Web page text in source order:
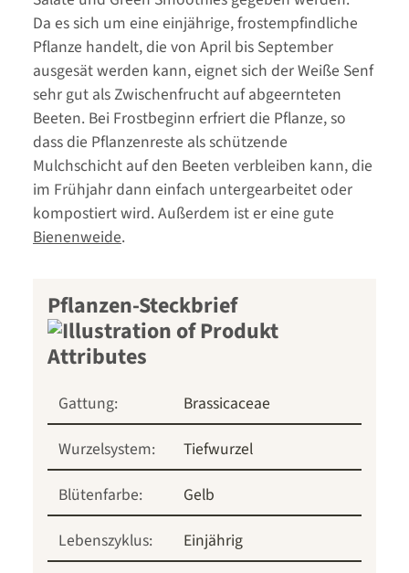
Da es sich um eine einjährige, frostempfindliche
Pflanze handelt, die von April bis September
ausgesät werden kann, eignet sich der Weiße Senf
sehr gut als Zwischenfrucht auf abgeernteten
Beeten. Bei Frostbeginn erfriert die Pflanze, so
dass die Pflanzenreste als schützende
Mulchschicht auf den Beeten verbleiben kann, die
im Frühjahr dann einfach untergearbeitet oder
kompostiert wird. Außerdem ist er eine gute
Bienenweide.
Pflanzen-Steckbrief
Gattung:
Brassicaceae
Wurzelsystem:
Tiefwurzel
Blütenfarbe:
Gelb
Lebenszyklus:
Einjährig